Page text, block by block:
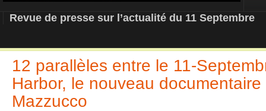
REOPEN911 – NEWS
Revue de presse sur l’actualité du 11 Septembre
12 parallèles entre le 11-
Harbor, le nouveau
Mazzucco